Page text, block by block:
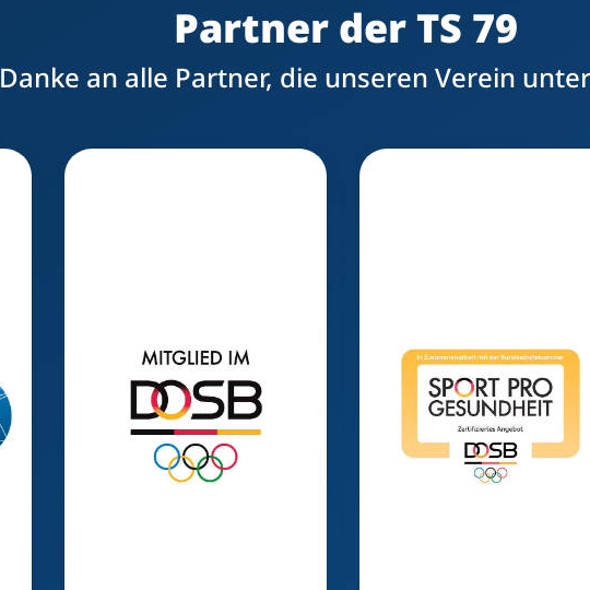
Partner der TS 79
Danke an alle Partner, die unseren Verein